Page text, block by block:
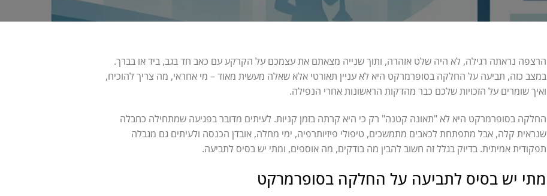
הרצפה נראתה רגילה, לא היה שלט אזהרה, ותוך שנייה מצאתם את עצמכם על הקרקע עם כאב חד בגב, ביד או בברך.
במצב כזה, תביעה על החלקה בסופרמרקט היא לא עניין תאורטי אלא שאלה מעשית מאוד – מי אחראי, מה צריך להוכיח,
ואיך שומרים על הזכויות שלכם כבר מהדקות הראשונות אחרי הנפילה.
החלקה בסופרמרקט היא לא "תאונה קטנה" רק כי היא קרתה בזמן קניות. לעיתים מדובר בפגיעה שמתחילה כחבלה
שנראית קלה, אבל מתפתחת לכאבים מתמשכים, טיפולי פיזיותרפיה, ימי מחלה, אובדן הכנסה ולעיתים גם מגבלה
תפקודית אמיתית. בדיוק בגלל זה חשוב להבין מה בודקים, מה אוספים, ומתי יש בסיס לתביעה.
מתי יש בסיס לתביעה על החלקה בסופרמרקט